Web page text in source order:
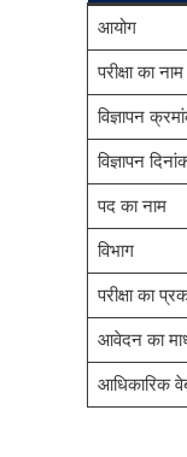
आयोग
परीक्षा का नाम
विज्ञापन
विज्ञापन
पद का नाम
विभाग
परीक्षा का
आवेदन का
आधिकारिक